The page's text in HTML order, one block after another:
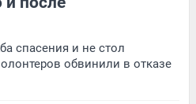
спасения и не стол
обвинили в отказе